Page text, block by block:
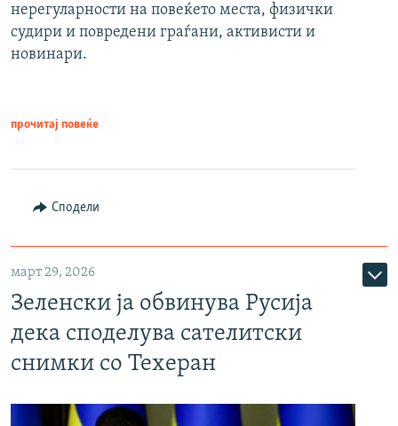
нерегуларности на повеќето места, физички
судири и повредени граѓани, активисти и
новинари.
прочитај повеќе
Сподели
март 29, 2026
Зеленски ја обвинува Русија
дека споделува сателитски
снимки со Техеран